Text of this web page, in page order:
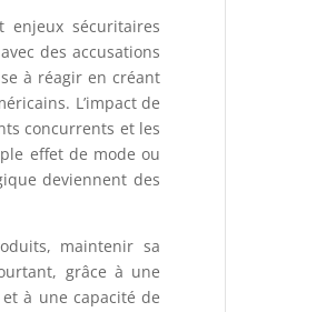
enjeux sécuritaires
des accusations
à réagir en créant
L’impact de
concurrents et les
effet de mode ou
deviennent des
maintenir sa
grâce à une
à une capacité de